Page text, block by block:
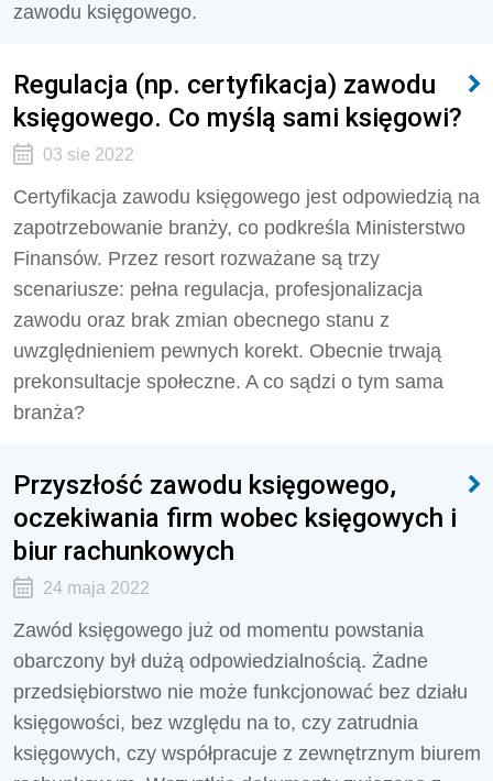
zawodu księgowego.
Regulacja (np. certyfikacja) zawodu
księgowego. Co myślą sami księgowi?
03 sie 2022
Certyfikacja zawodu księgowego jest odpowiedzią na
zapotrzebowanie branży, co podkreśla Ministerstwo
Finansów. Przez resort rozważane są trzy
scenariusze: pełna regulacja, profesjonalizacja
zawodu oraz brak zmian obecnego stanu z
uwzględnieniem pewnych korekt. Obecnie trwają
prekonsultacje społeczne. A co sądzi o tym sama
branża?
Przyszłość zawodu księgowego,
oczekiwania firm wobec księgowych i
biur rachunkowych
24 maja 2022
Zawód księgowego już od momentu powstania
obarczony był dużą odpowiedzialnością. Żadne
przedsiębiorstwo nie może funkcjonować bez działu
księgowości, bez względu na to, czy zatrudnia
księgowych, czy współpracuje z zewnętrznym biurem